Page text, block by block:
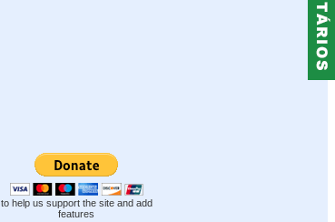
to help us support the site and add
features